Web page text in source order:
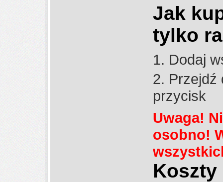
Jak
tylko
1. Dodaj
2. Przejdź
przycisk
Uwaga!
osobno!
Koszty